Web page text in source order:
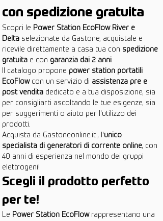
con spedizione gratuita
Scopri le Power Station EcoFlow River e
Delta selezionate da Gastone, acquistale e
ricevile direttamente a casa tua con spedizione
gratuita e con garanzia dai 2 anni.
Il catalogo propone power station portatili
EcoFlow con un servizio di assistenza pre e
post vendita dedicato e a tua disposizione, sia
per consigliarti ascoltando le tue esigenze, sia
per suggerimenti o aiuto per l'utilizzo dei
prodotti.
Acquista da Gastoneonline.it , l'unico
specialista di generatori di corrente online, con
40 anni di esperienza nel mondo dei gruppi
elettrogeni!
Scegli il prodotto perfetto
per te!
Le Power Station EcoFlow rappresentano una